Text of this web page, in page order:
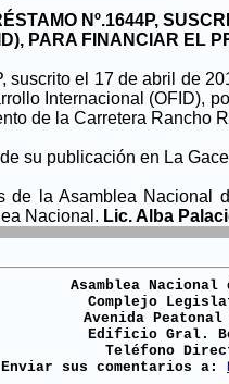
Nº.1644P,
PARA FINANCIAR EL
suscrito el 17 de abril de
Internacional (OFID),
de la Carretera
su publicación en La
la Asamblea
Nacional. Lic. Alba
Asamblea
Complejo
Avenida
Edificio Gral.
Teléfono
Enviar sus comentarios a: